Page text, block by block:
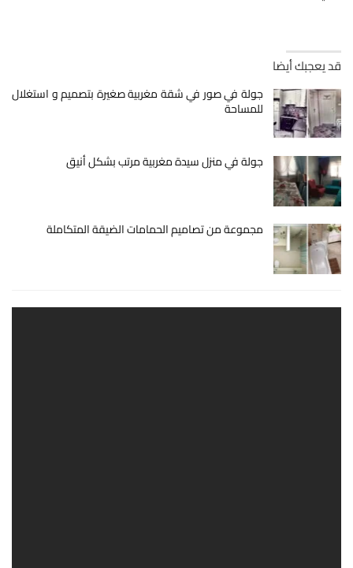
قد يعجبك أيضا
جولة في صور في شقة مغربية صغيرة بتصميم و استغلال
للمساحة
جولة في منزل سيدة مغربية مرتب بشكل أنيق
مجموعة من تصاميم الحمامات الضيقة المتكاملة